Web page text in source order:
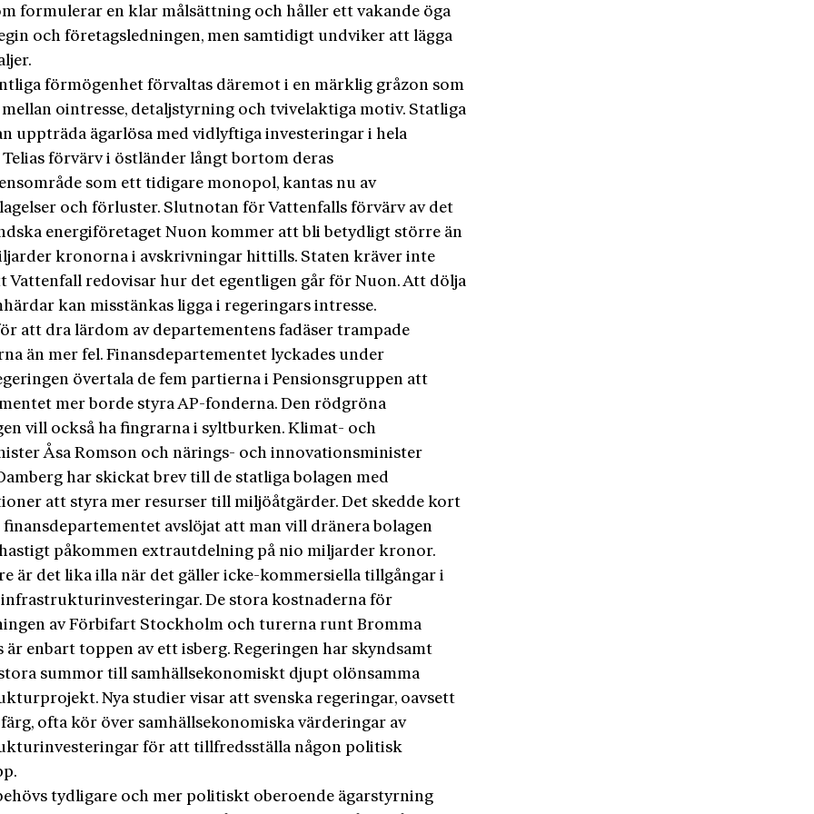
formulerar en klar målsättning och håller ett vakande öga
och företagsledningen, men samtidigt undviker att lägga
förmögenhet förvaltas däremot i en märklig gråzon som
ointresse, detaljstyrning och tvivelaktiga motiv. Statliga
uppträda ägarlösa med vidlyftiga investeringar i hela
Telias förvärv i östländer långt bortom deras
som ett tidigare monopol, kantas nu av
och förluster. Slutnotan för Vattenfalls förvärv av det
energiföretaget Nuon kommer att bli betydligt större än
kronorna i avskrivningar hittills. Staten kräver inte
Vattenfall redovisar hur det egentligen går för Nuon. Att dölja
kan misstänkas ligga i regeringars intresse.
att dra lärdom av departementens fadäser trampade
än mer fel. Finansdepartementet lyckades under
övertala de fem partierna i Pensionsgruppen att
mer borde styra AP-fonderna. Den rödgröna
vill också ha fingrarna i syltburken. Klimat- och
Åsa Romson och närings- och innovationsminister
har skickat brev till de statliga bolagen med
att styra mer resurser till miljöåtgärder. Det skedde kort
avslöjat att man vill dränera bolagen
påkommen extrautdelning på nio miljarder kronor.
är det lika illa när det gäller icke-kommersiella tillgångar i
De stora kostnaderna för
av Förbifart Stockholm och turerna runt Bromma
är enbart toppen av ett isberg. Regeringen har skyndsamt
summor till samhällsekonomiskt djupt olönsamma
Nya studier visar att svenska regeringar, oavsett
ofta kör över samhällsekonomiska värderingar av
för att tillfredsställa någon politisk
tydligare och mer politiskt oberoende ägarstyrning